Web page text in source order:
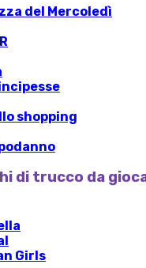
del Mercoledì
shopping
di trucco da
Girls